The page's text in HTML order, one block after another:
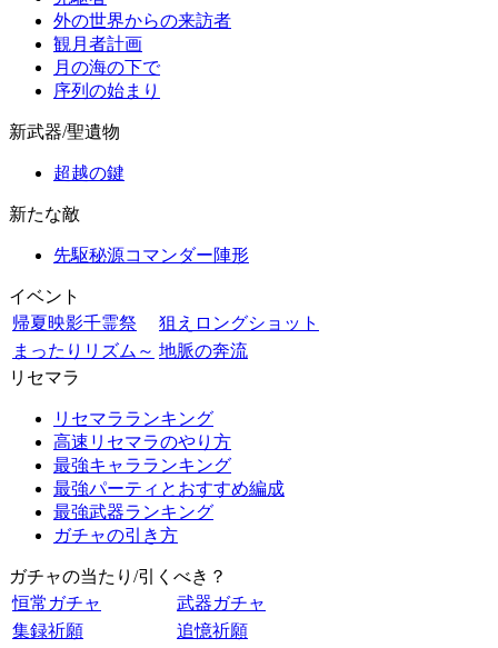
外の世界からの来訪者
観月者計画
月の海の下で
序列の始まり
新武器/聖遺物
超越の鍵
新たな敵
先駆秘源コマンダー陣形
イベント
帰夏映影千霊祭
狙えロングショット
まったりリズム～ 地脈の奔流
リセマラ
リセマラランキング
高速リセマラのやり方
最強キャラランキング
最強パーティとおすすめ編成
最強武器ランキング
ガチャの引き方
ガチャの当たり/引くべき？
恒常ガチャ
武器ガチャ
集録祈願
追憶祈願